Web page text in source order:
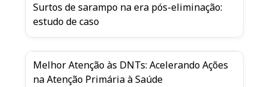
Surtos de sarampo na era pós-eliminação:
estudo de caso
Melhor Atenção às DNTs: Acelerando Ações
na Atenção Primária à Saúde